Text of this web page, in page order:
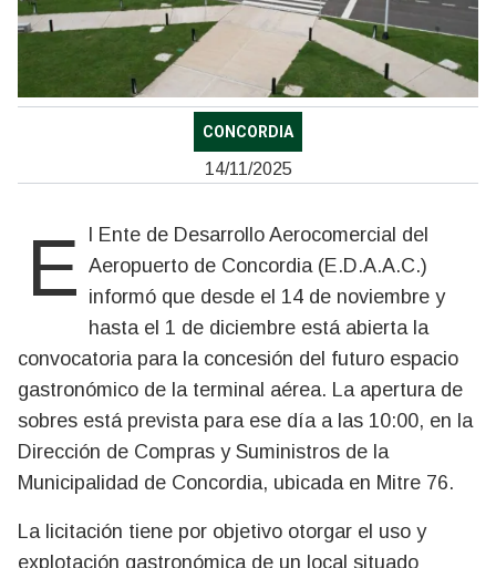
CONCORDIA
14/11/2025
El Ente de Desarrollo Aerocomercial del Aeropuerto de Concordia (E.D.A.A.C.)
informó que desde el 14 de noviembre y
hasta el 1 de diciembre está abierta la
convocatoria para la concesión del futuro espacio
gastronómico de la terminal aérea. La apertura de
sobres está prevista para ese día a las 10:00, en la
Dirección de Compras y Suministros de la
Municipalidad de Concordia, ubicada en Mitre 76.
La licitación tiene por objetivo otorgar el uso y
explotación gastronómica de un local situado